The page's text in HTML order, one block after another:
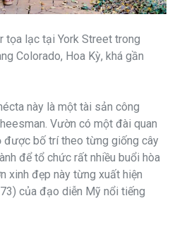
tọa lạc tại York Street trong
Colorado, Hoa Kỳ, khá gần
này là một tài sản công
Vườn có một đài quan
được bố trí theo từng giống cây
để tổ chức rất nhiều buổi hòa
xinh đẹp này từng xuất hiện
của đạo diễn Mỹ nổi tiếng